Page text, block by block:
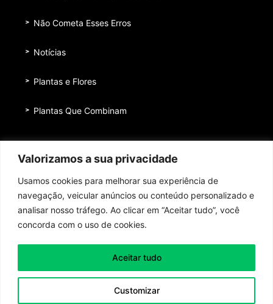
Valorizamos a sua privacidade
Usamos cookies para melhorar sua experiência de
navegação, veicular anúncios ou conteúdo personalizado e
analisar nosso tráfego. Ao clicar em “Aceitar tudo”, você
concorda com o uso de cookies.
Customizar
Aceitar tudo
Não Cometa Esses Erros
Notícias
Plantas e Flores
Plantas Que Combinam
Quem nos patrocina
Contato
Toda honra e toda glória ao Senhor Jesus Cristo!